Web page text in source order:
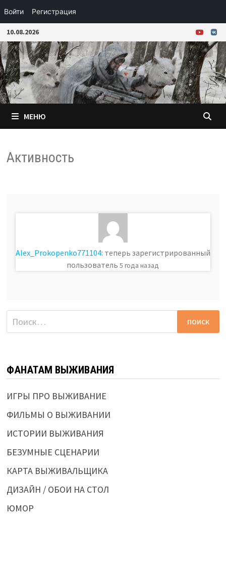
Войти Регистрация
Перейти
к
содержимому
10.08.2026
МЕНЮ
Активность
Alex_Prokopenko771104: теперь зарегистрированный
пользователь5 года назад
Найти:
ФАНАТАМ ВЫЖИВАНИЯ
ИГРЫ ПРО ВЫЖИВАНИЕ
ФИЛЬМЫ О ВЫЖИВАНИИ
ИСТОРИИ ВЫЖИВАНИЯ
БЕЗУМНЫЕ СЦЕНАРИИ
КАРТА ВЫЖИВАЛЬЩИКА
ДИЗАЙН / ОБОИ НА СТОЛ
ЮМОР